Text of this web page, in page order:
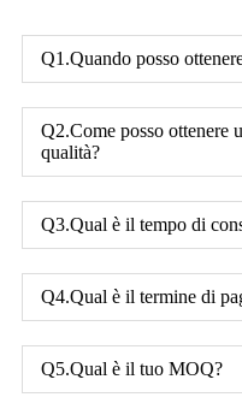
Q1.Quando posso
Q2.Come posso ottenere
qualità?
Q3.Qual è il tempo di
Q4.Qual è il termine di
Q5.Qual è il tuo MOQ?